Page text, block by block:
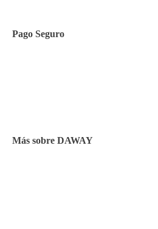
Pago Seguro
Más sobre DAWAY